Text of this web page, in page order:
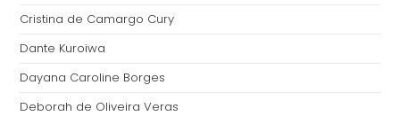
Cristina de Camargo Cury
Dante Kuroiwa
Dayana Caroline Borges
Deborah de Oliveira Veras